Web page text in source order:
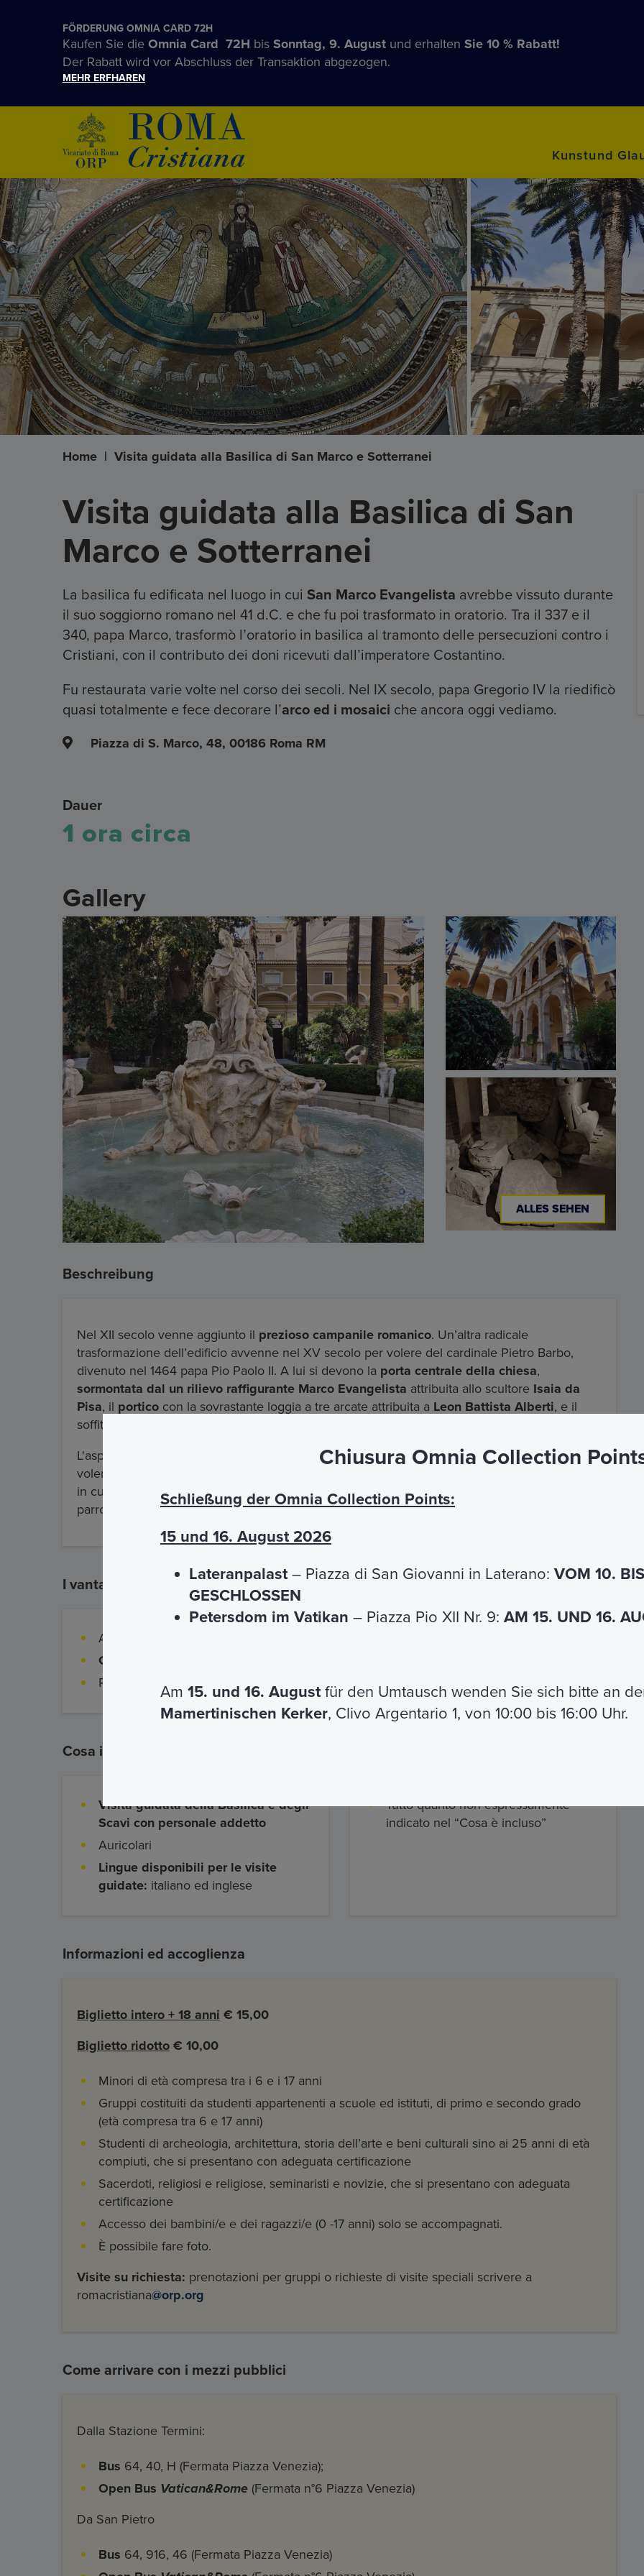
FÖRDERUNG OMNIA CARD 72H
Kaufen Sie die Omnia Card 72H bis Sonntag, 9. August und erhalten Sie 10 % Rabatt!
Der Rabatt wird vor Abschluss der Transaktion abgezogen.
MEHR ERFHAREN
Kunstund
Home | Visita guidata alla Basilica di San Marco e Sotterranei
Visita guidata alla Basilica di San
Marco e Sotterranei
La basilica fu edificata nel luogo in cui San Marco Evangelista avrebbe vissuto durante
il suo soggiorno romano nel 41 d.C. e che fu poi trasformato in oratorio. Tra il 337 e il
340, papa Marco, trasformò l’oratorio in basilica al tramonto delle persecuzioni contro i
Cristiani, con il contributo dei doni ricevuti dall’imperatore Costantino.
Fu restaurata varie volte nel corso dei secoli. Nel IX secolo, papa Gregorio IV la riedificò
quasi totalmente e fece decorare l’arco ed i mosaici che ancora oggi vediamo.
Piazza di S. Marco, 48, 00186 Roma RM
Dauer
1 ora circa
Gallery
ALLES SEHEN
Beschreibung
Nel XII secolo venne aggiunto il prezioso campanile romanico. Un’altra radicale
trasformazione dell’edificio avvenne nel XV secolo per volere del cardinale Pietro Barbo,
divenuto nel 1464 papa Pio Paolo II. A lui si devono la porta centrale della chiesa,
sormontata dal un rilievo raffigurante Marco Evangelista attribuita allo scultore Isaia da
Pisa, il portico con la sovrastante loggia a tre arcate attribuita a Leon Battista Alberti, e il
soffitto della chiesa a cui lavorò l’architetto
L'aspetto attuale della chiesa è legato al restauro iniziato nel 1654-1657 e completato poi per
volere del
in cui venne data l' impronta barocca che la basilica conserva tuttora
parrocchiale, titolo cardinalizio e officiata dal Capitolo.
I vantaggi
Accesso garantito su prenotazione
Guida ufficiale nelle lingue a disposizione: italiano e inglese
Ricevi i tuoi biglietti via mail
Cosa include
Visita guidata della Basilica e degli
Scavi con personale addetto
Auricolari
Lingue disponibili per le visite
guidate: italiano ed inglese
Tutto quanto non espressamente
indicato nel “Cosa è incluso”
Informazioni ed accoglienza
Biglietto intero + 18 anni € 15,00
Biglietto ridotto € 10,00
Minori di età compresa tra i 6 e i 17 anni
Gruppi costituiti da studenti appartenenti a scuole ed istituti, di primo e secondo grado
(età compresa tra 6 e 17 anni)
Studenti di archeologia, architettura, storia dell’arte e beni culturali sino ai 25 anni di età
compiuti, che si presentano con adeguata certificazione
Sacerdoti, religiosi e religiose, seminaristi e novizie, che si presentano con adeguata
certificazione
Accesso dei bambini/e e dei ragazzi/e (0 -17 anni) solo se accompagnati.
È possibile fare foto.
Visite su richiesta: prenotazioni per gruppi o richieste di visite speciali scrivere a
romacristiana@orp.org
Come arrivare con i mezzi pubblici
Dalla Stazione Termini:
Bus 64, 40, H (Fermata Piazza Venezia);
Open Bus Vatican&Rome (Fermata n°6 Piazza Venezia)
Da San Pietro
Bus 64, 916, 46 (Fermata Piazza Venezia)
Chiusura Omnia Collection
Schließung der Omnia Collection Points:
15 und 16. August 2026
Lateranpalast– Piazza di San Giovanni in Laterano: VOM 10.
GESCHLOSSEN
Petersdom im Vatikan – Piazza Pio XII Nr. 9: AM 15. UND 16.
Am 15. und 16. August für den Umtausch wenden Sie sich bitte an
Mamertinischen Kerker, Clivo Argentario 1, von 10:00 bis 16:00 Uhr.